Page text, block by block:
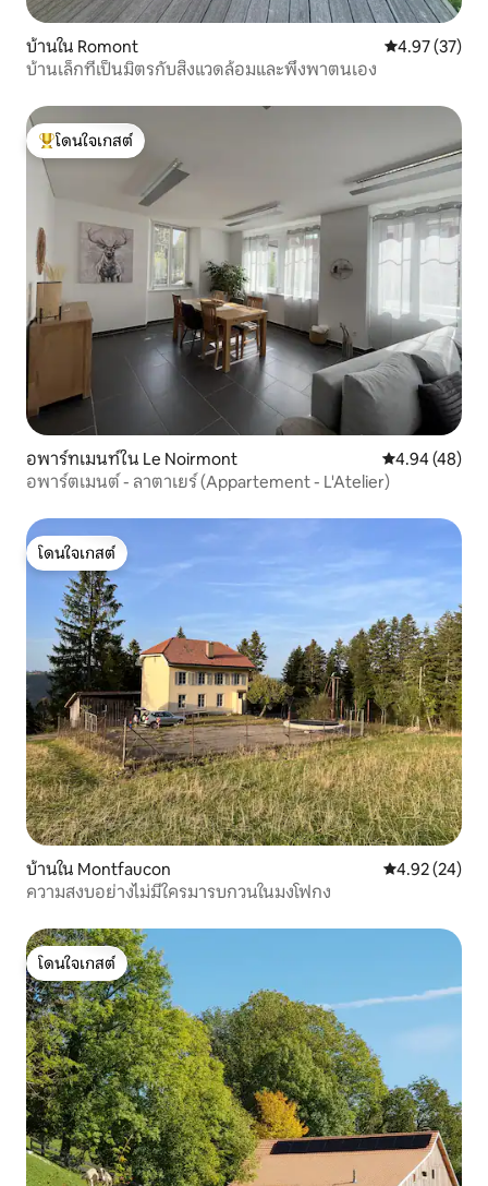
บ้านใน Romont คะแนนเฉลี่ย
4.97 (37)
บ้านเล็กที่เป็นมิตรกับสิ่งแวดล้อมและพึ่งพาตนเอง
โดนใจเกสต์ที่สุด
โดนใจเกสต์
อพาร์ทเมนท์ใน Le Noirmont คะแนนเฉลี่ย
4.94 (48)
อพาร์ตเมนต์ - ลาตาเยร์ (Appartement - L'Atelier)
โดนใจเกสต์
โดนใจเกสต์
บ้านใน Montfaucon คะแนนเฉลี่ย
4.92 (24)
ความสงบอย่างไม่มีใครมารบกวนในมงโฟกง
โดนใจเกสต์
โดนใจเกสต์